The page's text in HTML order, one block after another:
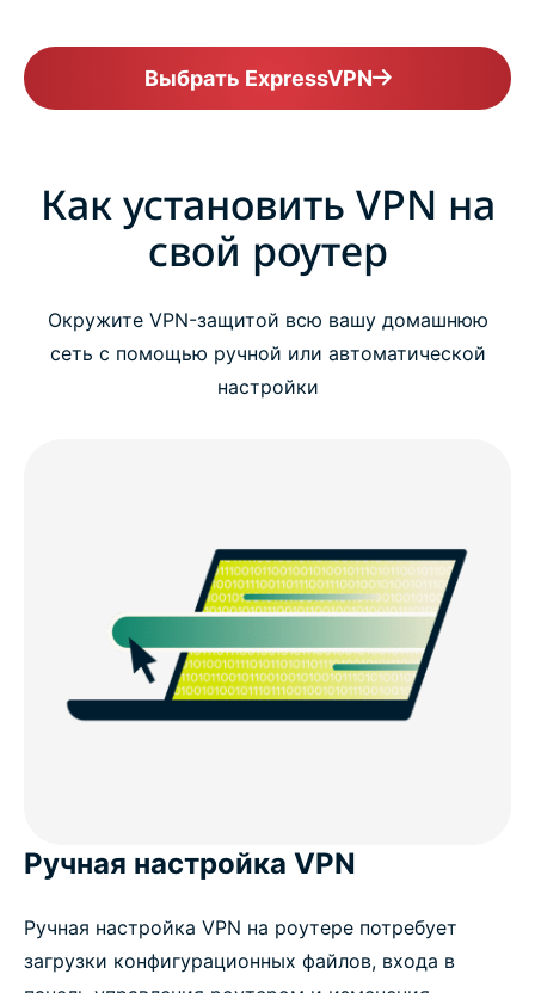
Выбрать ExpressVPN
Как установить VPN на
свой роутер
Окружите VPN-защитой всю вашу домашнюю
сеть с помощью ручной или автоматической
настройки
Ручная настройка VPN
Ручная настройка VPN на роутере потребует
загрузки конфигурационных файлов, входа в